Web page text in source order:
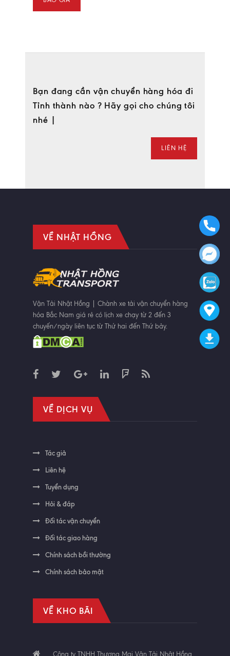
Bạn đang cần vận chuyển hàng hóa đi
Tỉnh thành nào ? Hãy gọi cho chúng tôi
nhé |
LIÊN HỆ
VỀ NHẬT HỒNG
Vận Tải Nhật Hồng | Chành xe tải vận chuyển hàng
hóa Bắc Nam giá rẻ có lịch xe chạy từ 2 đến 3
chuyến/ngày liên tục từ Thứ hai đến Thứ bảy.
VỀ DỊCH VỤ
Tác giả
Liên hệ
Tuyển dụng
Hỏi & đáp
Đối tác vận chuyển
Đối tác giao hàng
Chính sách bồi thường
Chính sách bảo mật
VỀ KHO BÃI
Công ty TNHH Thương Mại Vận Tải Nhật Hồng.